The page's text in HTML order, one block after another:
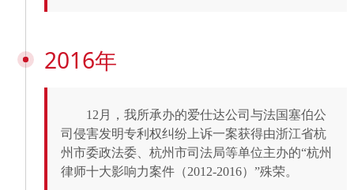
2016年
12月，我所承办的爱仕达公司与法国塞伯公
司侵害发明专利权纠纷上诉一案获得由浙江省杭
州市委政法委、杭州市司法局等单位主办的“杭州
律师十大影响力案件（2012-2016）”殊荣。